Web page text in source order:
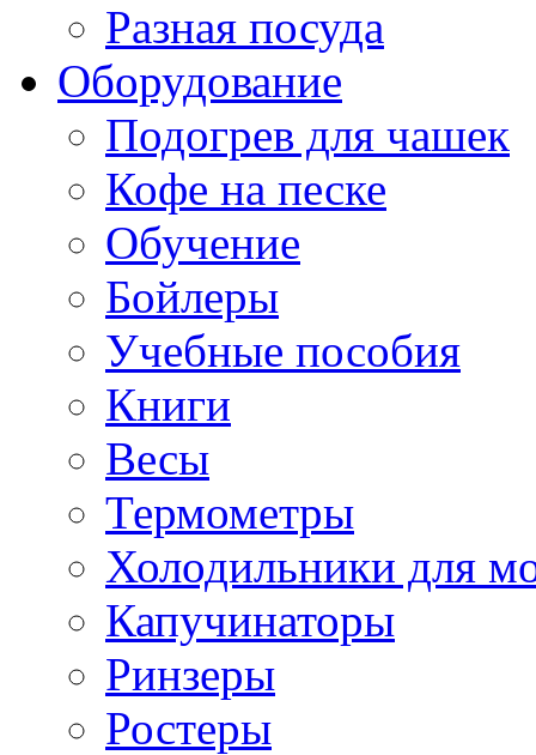
Разная посуда
Оборудование
Подогрев для чашек
Кофе на песке
Обучение
Бойлеры
Учебные пособия
Книги
Весы
Термометры
Холодильники для
Капучинаторы
Ринзеры
Ростеры